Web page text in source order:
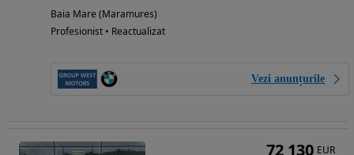
Baia Mare (Maramures)
Profesionist • Reactualizat
Vezi anunțurile
72 130 EUR